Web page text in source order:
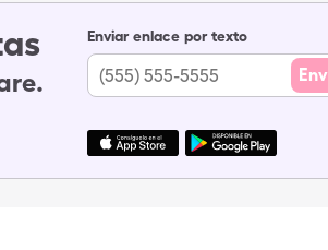
Enviar enlace por texto